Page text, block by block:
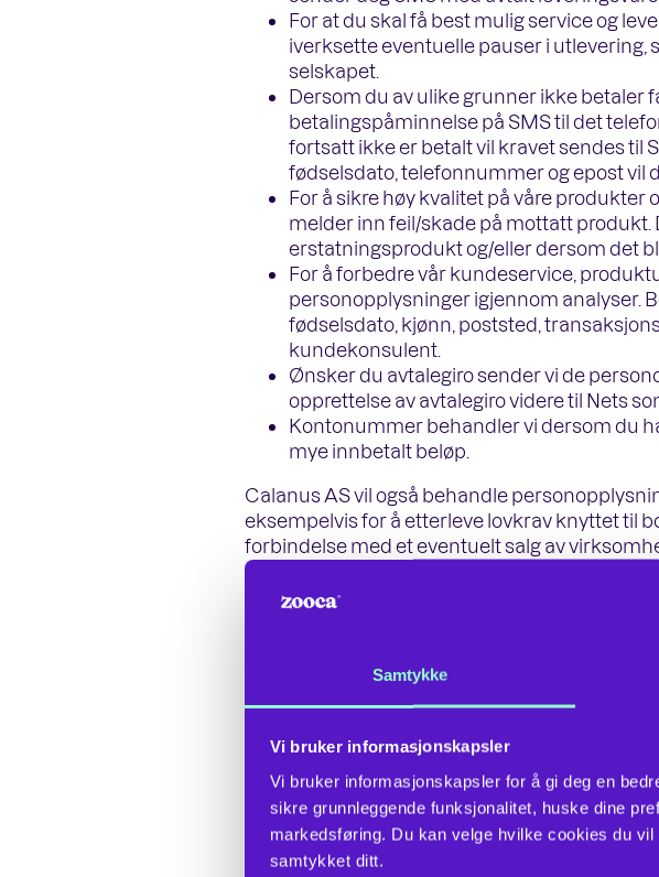
Samtykke
Vi bruker informasjonskapsler
Vi bruker informasjonskapsler for å gi deg en
sikre grunnleggende funksjonalitet, huske dine
markedsføring. Du kan velge hvilke cookies du
samtykket ditt.
For at du skal få best mulig service og
iverksette eventuelle pauser i utlevering,
selskapet.
Dersom du av ulike grunner ikke betaler
betalingspåminnelse på SMS til det
fortsatt ikke er betalt vil kravet sendes til
fødselsdato, telefonnummer og epost vil
For å sikre høy kvalitet på våre produkter
melder inn feil/skade på mottatt
erstatningsprodukt og/eller dersom det
For å forbedre vår kundeservice,
personopplysninger igjennom analyser.
fødselsdato, kjønn, poststed,
kundekonsulent.
Ønsker du avtalegiro sender vi de
opprettelse av avtalegiro videre til Nets
Kontonummer behandler vi dersom du
mye innbetalt beløp.
Calanus AS vil også behandle
eksempelvis for å etterleve lovkrav knyttet til
forbindelse med et eventuelt salg av
Rettslig grunnlag for
De rettslige grunnlagene for at Calanus AS
at dette er nødvendig for å oppfylle
at vi er pålagt dette gjennom lovregler
at vi som virksomhet har en berettiget
påføres ditt samtykke
Disse rettslige grunnlagene følger av